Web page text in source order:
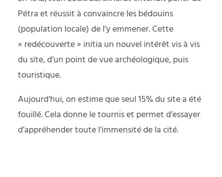
Pétra et réussit à convaincre les bédouins
(population locale) de l’y emmener. Cette
« redécouverte » initia un nouvel intérêt vis à vis
du site, d’un point de vue archéologique, puis
touristique.
Aujourd’hui, on estime que seul 15% du site a été
fouillé. Cela donne le tournis et permet d’essayer
d’appréhender toute l’immensité de la cité.